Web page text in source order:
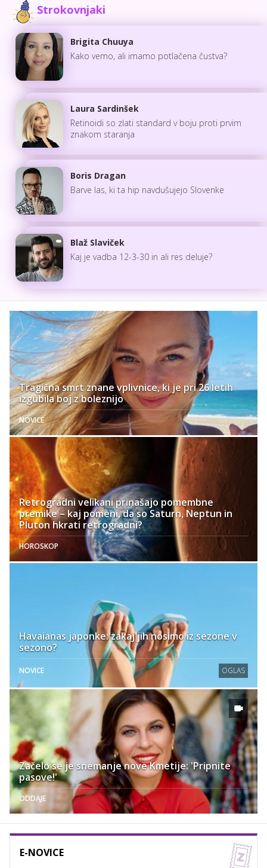
Strokovnjaki
Brigita Chuuya
Kako vemo, ali imamo potlačena čustva?
Laura Sardinšek
Retinoidi so zlati standard v boju proti prvim
znakom staranja
Boris Dragan
Barve las, ki ta hip navdušujejo Slovenke
Blaž Slaviček
Kaj je vadba 12-3-30 in ali res deluje?
Tragična smrt znane vplivnice, ki je pri 26 letih
izgubila boj z boleznijo
NOVICE
Retrogradni velikani prinašajo pomembne
premike – kaj pomeni, da so Saturn, Neptun in
Pluton hkrati retrogradni?
HOROSKOP
Havaianas japonke: zakaj jih nosimo iz sezone v
sezono?
NOVICE OGLAS
Začelo se je snemanje nove Kmetije: 'Pripnite
pasove!'
ODDAJE
E-NOVICE